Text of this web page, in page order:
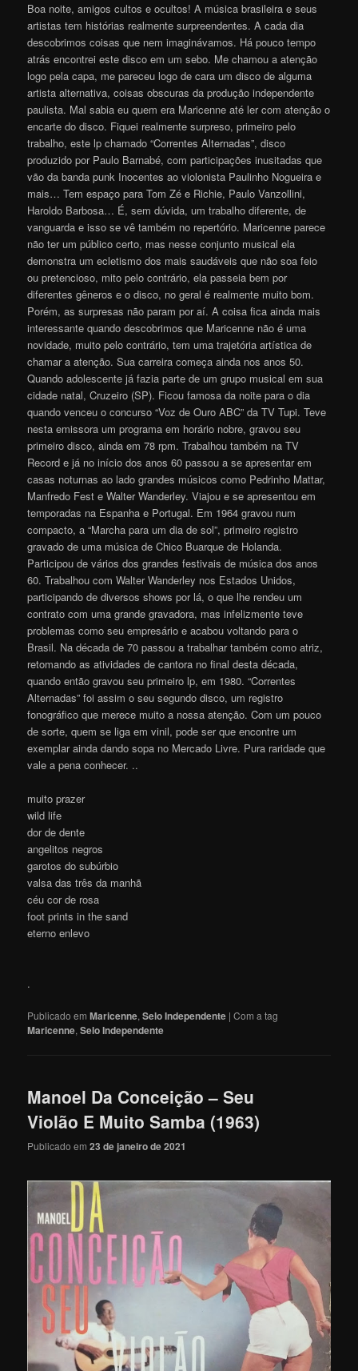
Boa noite, amigos cultos e ocultos! A música brasileira e seus
artistas tem histórias realmente surpreendentes. A cada dia
descobrimos coisas que nem imaginávamos. Há pouco tempo
atrás encontrei este disco em um sebo. Me chamou a atenção
logo pela capa, me pareceu logo de cara um disco de alguma
artista alternativa, coisas obscuras da produção independente
paulista. Mal sabia eu quem era Maricenne até ler com atenção o
encarte do disco. Fiquei realmente surpreso, primeiro pelo
trabalho, este lp chamado “Correntes Alternadas”, disco
produzido por Paulo Barnabé, com participações inusitadas que
vão da banda punk Inocentes ao violonista Paulinho Nogueira e
mais… Tem espaço para Tom Zé e Richie, Paulo Vanzollini,
Haroldo Barbosa… É, sem dúvida, um trabalho diferente, de
vanguarda e isso se vê também no repertório. Maricenne parece
não ter um público certo, mas nesse conjunto musical ela
demonstra um ecletismo dos mais saudáveis que não soa feio
ou pretencioso, mito pelo contrário, ela passeia bem por
diferentes gêneros e o disco, no geral é realmente muito bom.
Porém, as surpresas não param por aí. A coisa fica ainda mais
interessante quando descobrimos que Maricenne não é uma
novidade, muito pelo contrário, tem uma trajetória artística de
chamar a atenção. Sua carreira começa ainda nos anos 50.
Quando adolescente já fazia parte de um grupo musical em sua
cidade natal, Cruzeiro (SP). Ficou famosa da noite para o dia
quando venceu o concurso “Voz de Ouro ABC” da TV Tupi. Teve
nesta emissora um programa em horário nobre, gravou seu
primeiro disco, ainda em 78 rpm. Trabalhou também na TV
Record e já no início dos anos 60 passou a se apresentar em
casas noturnas ao lado grandes músicos como Pedrinho Mattar,
Manfredo Fest e Walter Wanderley. Viajou e se apresentou em
temporadas na Espanha e Portugal. Em 1964 gravou num
compacto, a “Marcha para um dia de sol”, primeiro registro
gravado de uma música de Chico Buarque de Holanda.
Participou de vários dos grandes festivais de música dos anos
60. Trabalhou com Walter Wanderley nos Estados Unidos,
participando de diversos shows por lá, o que lhe rendeu um
contrato com uma grande gravadora, mas infelizmente teve
problemas como seu empresário e acabou voltando para o
Brasil. Na década de 70 passou a trabalhar também como atriz,
retomando as atividades de cantora no final desta década,
quando então gravou seu primeiro lp, em 1980. “Correntes
Alternadas” foi assim o seu segundo disco, um registro
fonográfico que merece muito a nossa atenção. Com um pouco
de sorte, quem se liga em vinil, pode ser que encontre um
exemplar ainda dando sopa no Mercado Livre. Pura raridade que
vale a pena conhecer. ..
muito prazer
wild life
dor de dente
angelitos negros
garotos do subúrbio
valsa das três da manhã
céu cor de rosa
foot prints in the sand
eterno enlevo
.
Publicado em Maricenne,Selo Independente |Com a tag
Maricenne,Selo Independente
Manoel Da Conceição – Seu
Violão E Muito Samba (1963)
Publicado em23 de janeiro de 2021